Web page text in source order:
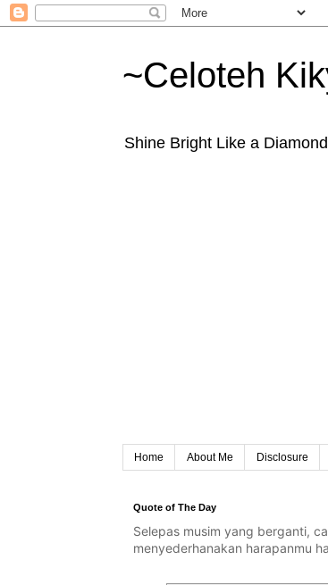
~Celoteh
Shine Bright Like a Diamond
Home About Me Disclosure
Quote of The Day
Selepas musim yang berganti,
menyederhanakan harapanmu